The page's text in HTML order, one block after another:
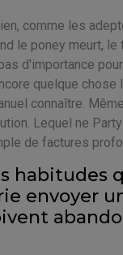
comme les
le poney meurt, le
d'importance
quelque chose
connaître.
Lequel ne
de factures
habitudes
envoyer